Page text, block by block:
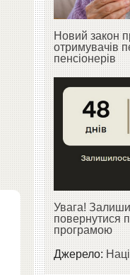
Новий закон
отримувачів
пенсіонерів
Увага!
повернутися
програмою
Джерело: